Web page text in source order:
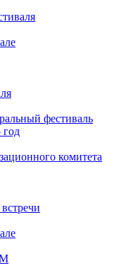
фестиваль
год
комитета